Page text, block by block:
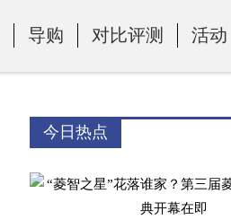
导购 对比评测 活动
今日热点